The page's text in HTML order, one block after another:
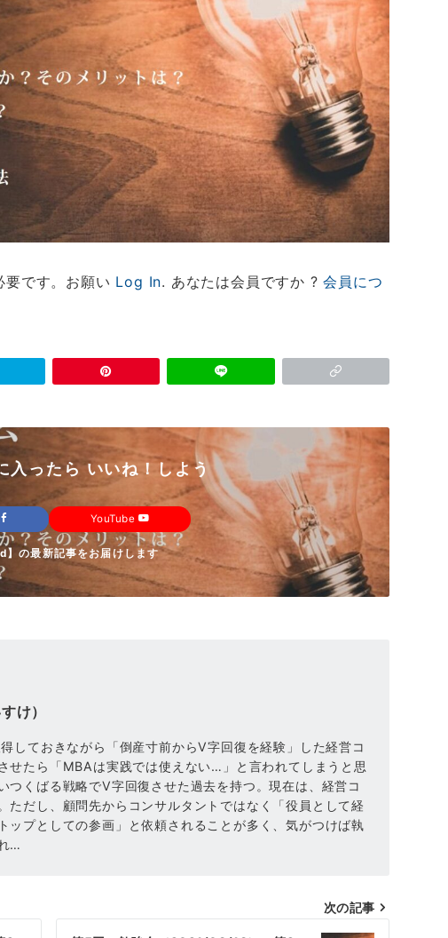
要です。お願い Log In. あなたは会員ですか ?会員につ
入ったら いいね！しよう
YouTube
】の最新記事をお届けします
け）
しておきながら「倒産寸前からV字回復を経験」した経営コ
せたら「MBAは実践では使えない…」と言われてしまうと思
つくばる戦略でV字回復させた過去を持つ。現在は、経営コ
ただし、顧問先からコンサルタントではなく「役員として経
ップとしての参画」と依頼されることが多く、気がつけば執
…
次の記事